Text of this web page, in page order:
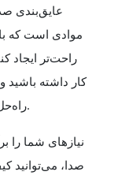
عایق‌بندی
موادی است که
راحت‌تر ایجاد
کار داشته
.
نیازهای شما را
صدا، می‌توانید